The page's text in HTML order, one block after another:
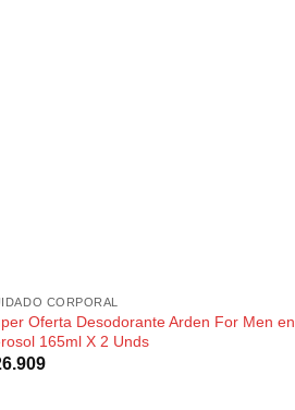
CORPORAL
Oferta Desodorante Arden For Men en
165ml X 2 Unds